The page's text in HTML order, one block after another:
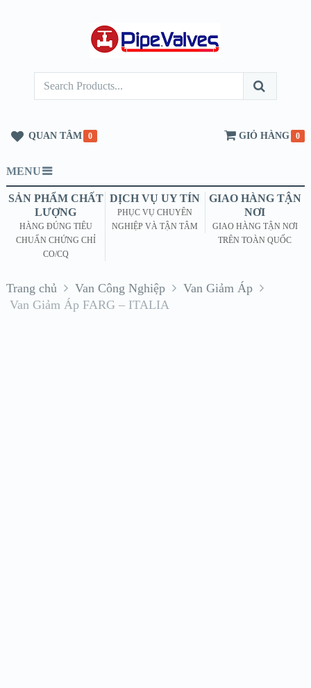
QUAN TÂM 0 GIỎ HÀNG 0
MENU
SẢN PHẨM CHẤT
LƯỢNG
HÀNG ĐÚNG TIÊU
CHUẨN CHỨNG CHỈ
CO/CQ
DỊCH VỤ UY TÍN
PHỤC VỤ CHUYÊN
NGHIỆP VÀ TẬN TÂM
GIAO HÀNG TẬN
NƠI
GIAO HÀNG TẬN NƠI
TRÊN TOÀN QUỐC
Trang chủ Van Công Nghiệp
Van Giảm Áp
Van Giảm Áp FARG – ITALIA